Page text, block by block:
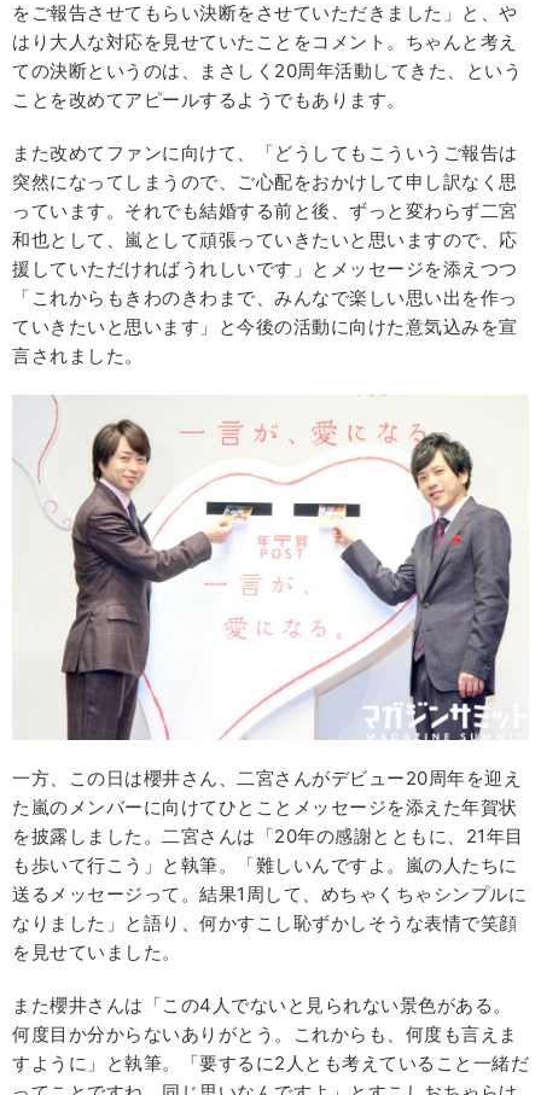
をご報告させてもらい決断をさせていただきました」と、や
はり大人な対応を見せていたことをコメント。ちゃんと考え
ての決断というのは、まさしく20周年活動してきた、という
ことを改めてアピールするようでもあります。
また改めてファンに向けて、「どうしてもこういうご報告は
突然になってしまうので、ご心配をおかけして申し訳なく思
っています。それでも結婚する前と後、ずっと変わらず二宮
和也として、嵐として頑張っていきたいと思いますので、応
援していただければうれしいです」とメッセージを添えつつ
「これからもきわのきわまで、みんなで楽しい思い出を作っ
ていきたいと思います」と今後の活動に向けた意気込みを宣
言されました。
一方、この日は櫻井さん、二宮さんがデビュー20周年を迎え
た嵐のメンバーに向けてひとことメッセージを添えた年賀状
を披露しました。二宮さんは「20年の感謝とともに、21年目
も歩いて行こう」と執筆。「難しいんですよ。嵐の人たちに
送るメッセージって。結果1周して、めちゃくちゃシンプルに
なりました」と語り、何かすこし恥ずかしそうな表情で笑顔
を見せていました。
また櫻井さんは「この4人でないと見られない景色がある。
何度目か分からないありがとう。これからも、何度も言えま
すように」と執筆。「要するに2人とも考えていること一緒だ